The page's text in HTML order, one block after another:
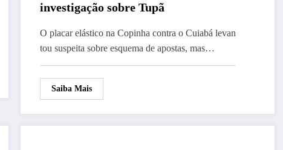
investigação sobre Tupã
O placar elástico na Copinha contra o Cuiabá levan
tou suspeita sobre esquema de apostas, mas…
Saiba Mais